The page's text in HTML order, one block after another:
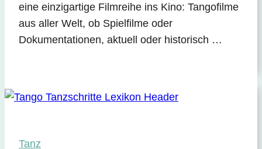
eine einzigartige Filmreihe ins Kino: Tangofilme
aus aller Welt, ob Spielfilme oder
Dokumentationen, aktuell oder historisch …
Tanz